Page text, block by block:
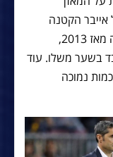
בליגה עם ניצחון 6 – 1 על אייבר הקטנה
בקאמפ נואו. מסי הבקיע רביעייה ראשונה מאז 2013,
בשער משלו. עוד
נמוכה